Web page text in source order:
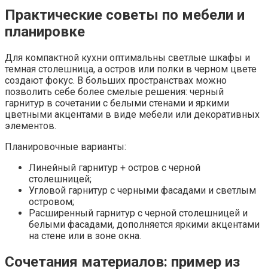
Практические советы по мебели и
планировке
Для компактной кухни оптимальны светлые шкафы и
темная столешница, а остров или полки в черном цвете
создают фокус. В больших пространствах можно
позволить себе более смелые решения: черный
гарнитур в сочетании с белыми стенами и яркими
цветными акцентами в виде мебели или декоративных
элементов.
Планировочные варианты:
Линейный гарнитур + остров с черной
столешницей;
Угловой гарнитур с черными фасадами и светлым
островом;
Расширенный гарнитур с черной столешницей и
белыми фасадами, дополняется яркими акцентами
на стене или в зоне окна.
Сочетания материалов: пример из